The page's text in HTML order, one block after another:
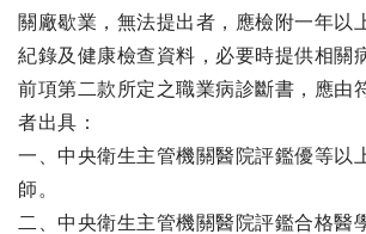
關廠歇業，無法提出者，應檢附一年以
紀錄及健康檢查資料，必要時提供相關
前項第二款所定之職業病診斷書，應由
者出具：
一、中央衛生主管機關醫院評鑑優等以
師。
二、中央衛生主管機關醫院評鑑合格醫